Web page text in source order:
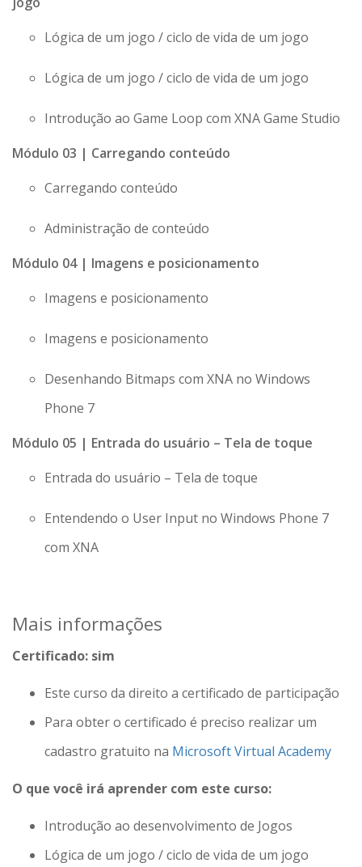
Lógica de um jogo / ciclo de vida de um jogo
Lógica de um jogo / ciclo de vida de um jogo
Introdução ao Game Loop com XNA Game Studio
Módulo 03 | Carregando conteúdo
Carregando conteúdo
Administração de conteúdo
Módulo 04 | Imagens e posicionamento
Imagens e posicionamento
Imagens e posicionamento
Desenhando Bitmaps com XNA no Windows
Phone 7
Módulo 05 | Entrada do usuário – Tela de toque
Entrada do usuário – Tela de toque
Entendendo o User Input no Windows Phone 7
com XNA
Mais informações
Certificado: sim
Este curso da direito a certificado de participação
Para obter o certificado é preciso realizar um
cadastro gratuito na Microsoft Virtual Academy
O que você irá aprender com este curso:
Introdução ao desenvolvimento de Jogos
Lógica de um jogo / ciclo de vida de um jogo